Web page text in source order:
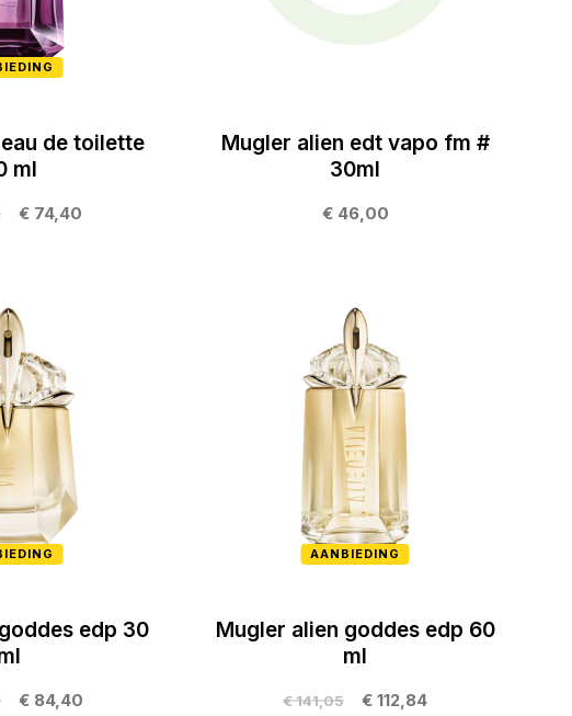
de toilette
ml
€ 74,40
Mugler alien edt vapo fm #
30ml
€ 46,00
edp 30
€ 84,40
AANBIEDING
Mugler alien goddes edp 60
ml
€ 112,84
€ 141,05